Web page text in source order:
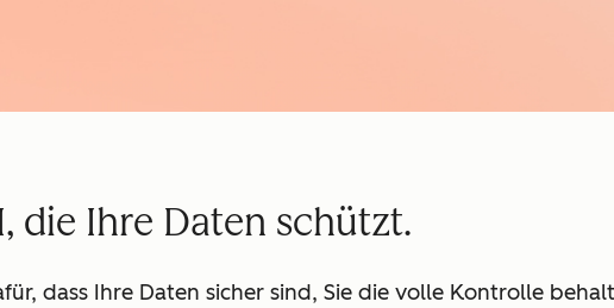
die Ihre Daten schützt.
dass Ihre Daten sicher sind, Sie die volle Kontrolle